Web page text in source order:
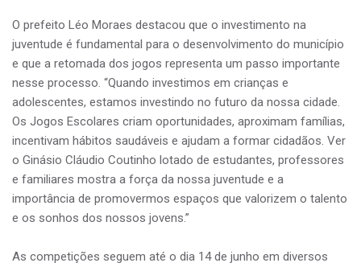
O prefeito Léo Moraes destacou que o investimento na
juventude é fundamental para o desenvolvimento do município
e que a retomada dos jogos representa um passo importante
nesse processo. “Quando investimos em crianças e
adolescentes, estamos investindo no futuro da nossa cidade.
Os Jogos Escolares criam oportunidades, aproximam famílias,
incentivam hábitos saudáveis e ajudam a formar cidadãos. Ver
o Ginásio Cláudio Coutinho lotado de estudantes, professores
e familiares mostra a força da nossa juventude e a
importância de promovermos espaços que valorizem o talento
e os sonhos dos nossos jovens.”
As competições seguem até o dia 14 de junho em diversos